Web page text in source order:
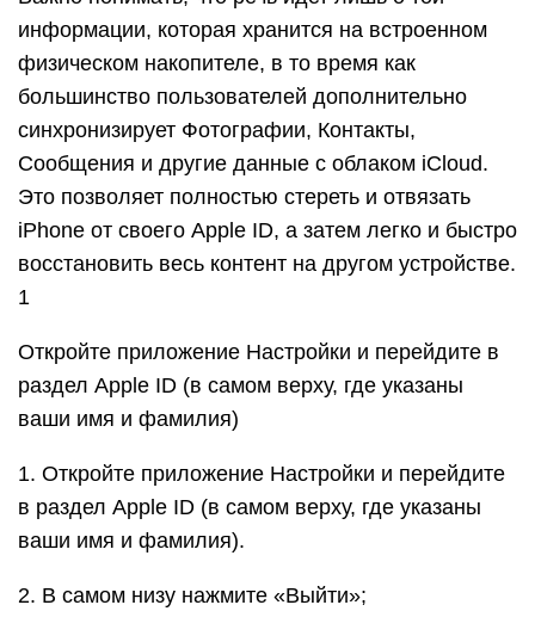
информации, которая хранится на встроенном
физическом накопителе, в то время как
большинство пользователей дополнительно
синхронизирует Фотографии, Контакты,
Сообщения и другие данные с облаком iCloud.
Это позволяет полностью стереть и отвязать
iPhone от своего Apple ID, а затем легко и быстро
восстановить весь контент на другом устройстве.
1
Откройте приложение Настройки и перейдите в
раздел Apple ID (в самом верху, где указаны
ваши имя и фамилия)
1. Откройте приложение Настройки и перейдите
в раздел Apple ID (в самом верху, где указаны
ваши имя и фамилия).
2. В самом низу нажмите «Выйти»;